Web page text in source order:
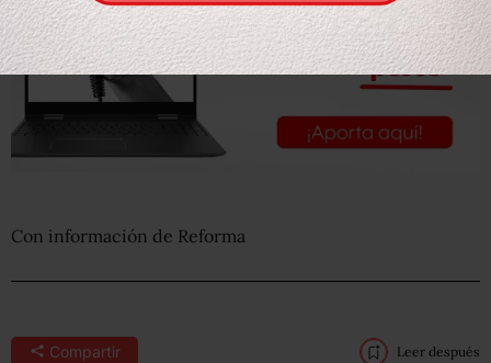
Con información de Reforma
Compartir Leer después